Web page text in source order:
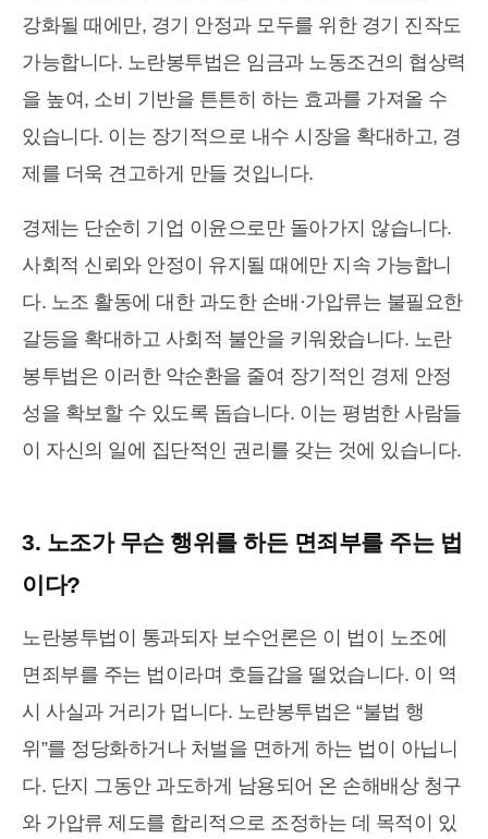
강화될 때에만, 경기 안정과 모두를 위한 경기 진작도
가능합니다. 노란봉투법은 임금과 노동조건의 협상력
을 높여, 소비 기반을 튼튼히 하는 효과를 가져올 수
있습니다. 이는 장기적으로 내수 시장을 확대하고, 경
제를 더욱 견고하게 만들 것입니다.
경제는 단순히 기업 이윤으로만 돌아가지 않습니다.
사회적 신뢰와 안정이 유지될 때에만 지속 가능합니
다. 노조 활동에 대한 과도한 손배·가압류는 불필요한
갈등을 확대하고 사회적 불안을 키워왔습니다. 노란
봉투법은 이러한 악순환을 줄여 장기적인 경제 안정
성을 확보할 수 있도록 돕습니다. 이는 평범한 사람들
이 자신의 일에 집단적인 권리를 갖는 것에 있습니다.
3. 노조가 무슨 행위를 하든 면죄부를 주는 법
이다?
노란봉투법이 통과되자 보수언론은 이 법이 노조에
면죄부를 주는 법이라며 호들갑을 떨었습니다. 이 역
시 사실과 거리가 멉니다. 노란봉투법은 “불법 행
위”를 정당화하거나 처벌을 면하게 하는 법이 아닙니
다. 단지 그동안 과도하게 남용되어 온 손해배상 청구
와 가압류 제도를 합리적으로 조정하는 데 목적이 있